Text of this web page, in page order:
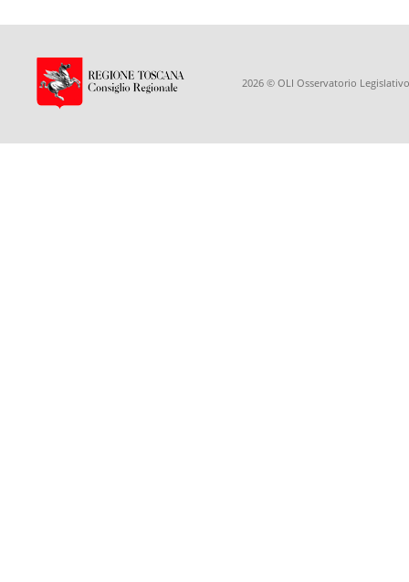
2026 © OLI Osservatorio